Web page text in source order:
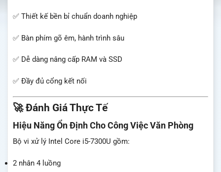
✅ Thiết kế bền bỉ chuẩn doanh nghiệp
✅ Bàn phím gõ êm, hành trình sâu
✅ Dễ dàng nâng cấp RAM và SSD
✅ Đầy đủ cổng kết nối
🚀 Đánh Giá Thực Tế
Hiệu Năng Ổn Định Cho Công Việc Văn Phòng
Bộ vi xử lý Intel Core i5-7300U gồm:
2 nhân 4 luồng